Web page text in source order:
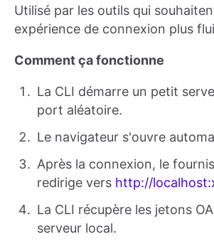
Utilisé par les outils qui
expérience de connexion plus
Comment ça fonctionne
La CLI démarre un petit
port aléatoire.
Le navigateur s'ouvre
Après la connexion, le
redirige vers http://
La CLI récupère les jetons
serveur local.